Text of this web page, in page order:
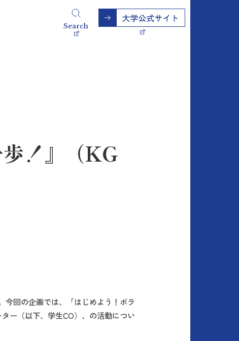
Search
歩！』（KG
今回の企画では、「はじめよう！ボラ
ー（以下、学生CO）、の活動につい